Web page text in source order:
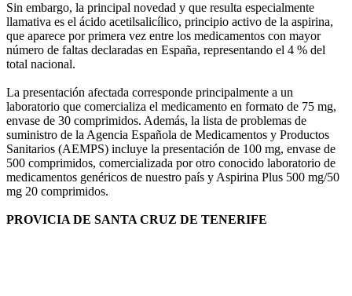
Sin embargo, la principal novedad y que resulta especialmente
llamativa es el ácido acetilsalicílico, principio activo de la aspirina,
que aparece por primera vez entre los medicamentos con mayor
número de faltas declaradas en España, representando el 4 % del
total nacional.
La presentación afectada corresponde principalmente a un
laboratorio que comercializa el medicamento en formato de 75 mg,
envase de 30 comprimidos. Además, la lista de problemas de
suministro de la Agencia Española de Medicamentos y Productos
Sanitarios (AEMPS) incluye la presentación de 100 mg, envase de
500 comprimidos, comercializada por otro conocido laboratorio de
medicamentos genéricos de nuestro país y Aspirina Plus 500 mg/50
mg 20 comprimidos.
PROVICIA DE SANTA CRUZ DE TENERIFE